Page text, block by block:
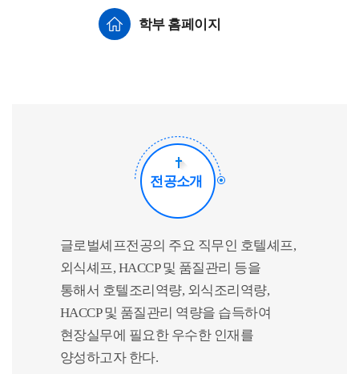
학부 홈페이지
전공소개
글로벌셰프전공의 주요 직무인 호텔셰프,
외식셰프, HACCP 및 품질관리 등을
통해서 호텔조리역량, 외식조리역량,
HACCP 및 품질관리 역량을 습득하여
현장실무에 필요한 우수한 인재를
양성하고자 한다.